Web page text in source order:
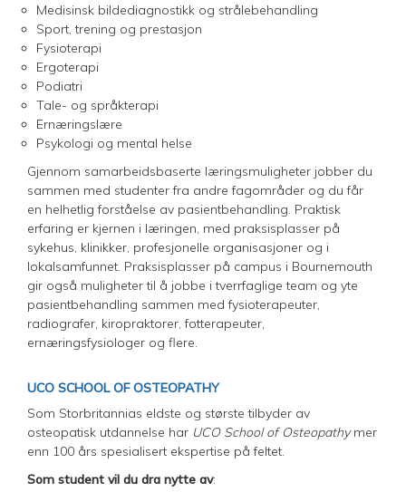
Medisinsk bildediagnostikk og strålebehandling
Sport, trening og prestasjon
Fysioterapi
Ergoterapi
Podiatri
Tale- og språkterapi
Ernæringslære
Psykologi og mental helse
Gjennom samarbeidsbaserte læringsmuligheter jobber du
sammen med studenter fra andre fagområder og du får
en helhetlig forståelse av pasientbehandling. Praktisk
erfaring er kjernen i læringen, med praksisplasser på
sykehus, klinikker, profesjonelle organisasjoner og i
lokalsamfunnet. Praksisplasser på campus i Bournemouth
gir også muligheter til å jobbe i tverrfaglige team og yte
pasientbehandling sammen med fysioterapeuter,
radiografer, kiropraktorer, fotterapeuter,
ernæringsfysiologer og flere.
UCO SCHOOL OF OSTEOPATHY
Som Storbritannias eldste og største tilbyder av
osteopatisk utdannelse har UCO School of Osteopathymer
enn 100 års spesialisert ekspertise på feltet.
Som student vil du dra nytte av: